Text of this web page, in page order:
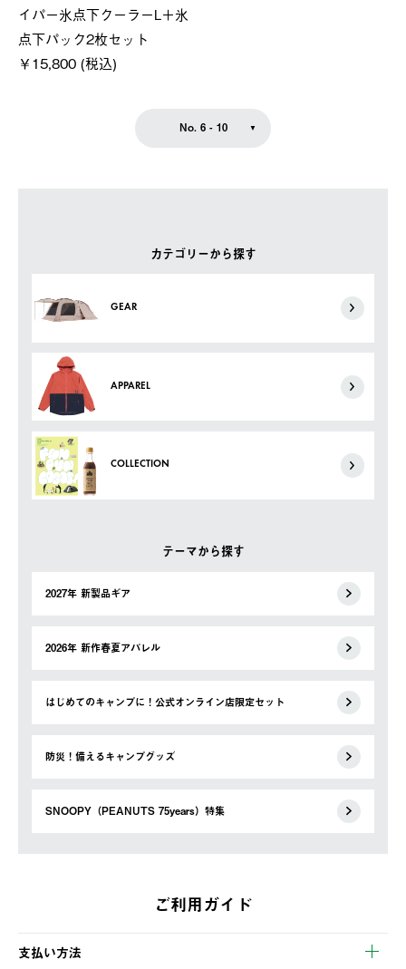
カテゴリーから探す
GEAR
APPAREL
COLLECTION
テーマから探す
2027年 新製品ギア
2026年 新作春夏アパレル
はじめてのキャンプに！公式オンライン店限定セット
防災！備えるキャンプグッズ
SNOOPY（PEANUTS 75years）特集
イパー氷点下クーラーL＋氷
点下パック2枚セット
￥15,800 (税込)
No. 6 - 10
ご利用ガイド
支払い方法